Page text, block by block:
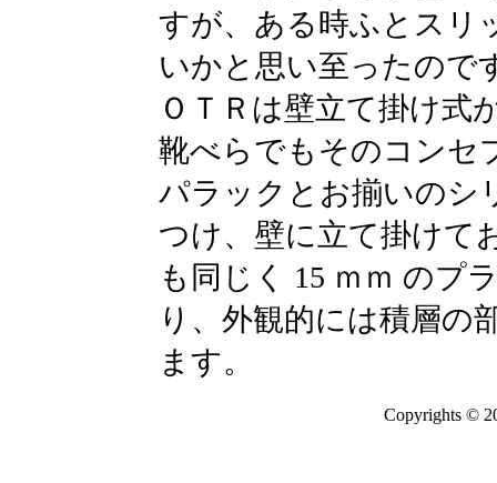
すが、ある時ふとスリ
いかと思い至ったので
ＯＴＲは壁立て掛け式
靴べらでもそのコンセ
パラックとお揃いのシ
つけ、壁に立て掛けて
も同じく 15 ｍｍ のプ
り、外観的には積層の
ます。
Copyrights ©